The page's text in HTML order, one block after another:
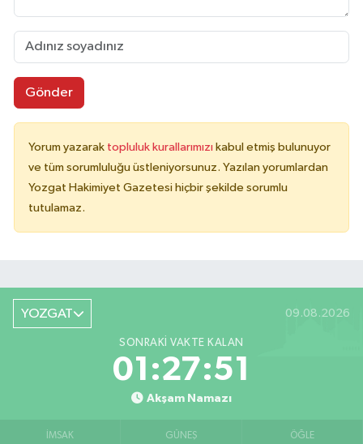
Gönder
Yorum yazarak topluluk kurallarımızı kabul etmiş bulunuyor
ve tüm sorumluluğu üstleniyorsunuz. Yazılan yorumlardan
Yozgat Hakimiyet Gazetesi hiçbir şekilde sorumlu
tutulamaz.
YOZGAT 09.08.2026
SONRAKI VAKTE KALAN
01:27:51
Akşam Namazı
İMSAK GÜNEŞ ÖĞLE